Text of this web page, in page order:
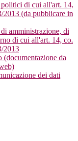
di cui all'art. 14,
2013 (da pubblicare in
amministrazione, di
di cui all'art. 14, co.
2013
(documentazione da
dei dati